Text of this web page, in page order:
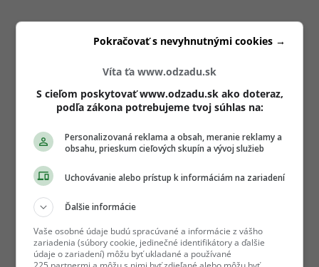
Víta ťa www.odzadu.sk
S cieľom poskytovať www.odzadu.sk ako doteraz,
podľa zákona potrebujeme tvoj súhlas na:
Personalizovaná reklama a obsah, meranie reklamy a
obsahu, prieskum cieľových skupín a vývoj služieb
Uchovávanie alebo prístup k informáciám na zariadení
Ďalšie informácie
Vaše osobné údaje budú spracúvané a informácie z vášho
zariadenia (súbory cookie, jedinečné identifikátory a ďalšie
údaje o zariadení) môžu byť ukladané a používané
Pokračovať s nevyhnutnými cookies →